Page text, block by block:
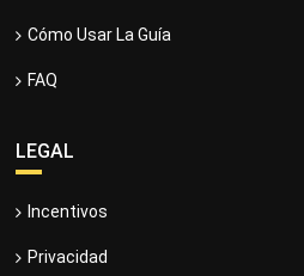
Cómo Usar La Guía
FAQ
LEGAL
Incentivos
Privacidad